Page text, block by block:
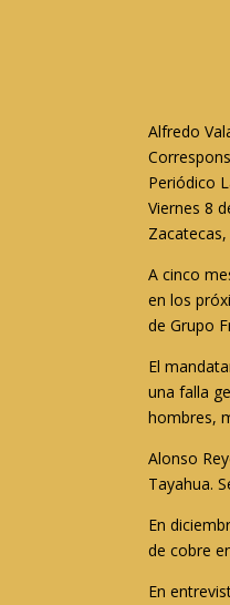
Alfredo
Periódico
Viernes 8
Zacatecas,
A cinco
en los
de Grupo
El
una falla
hombres,
Alonso
Tayahua.
En
de cobre
En